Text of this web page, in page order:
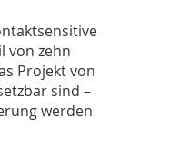
von zehn
Projekt von
sind –
werden